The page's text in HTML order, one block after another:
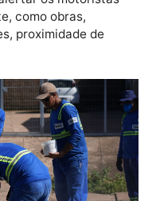
quando um veículo
alertar os motoristas
como obras,
proximidade de